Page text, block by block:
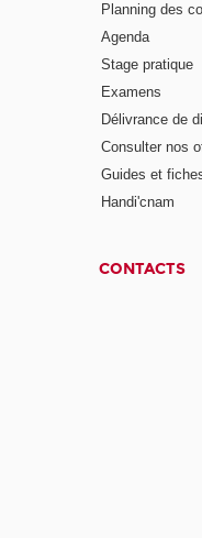
Planning des
Agenda
Stage pratique
Examens
Délivrance de
Consulter nos
Guides et
Handi'cnam
CONTACTS